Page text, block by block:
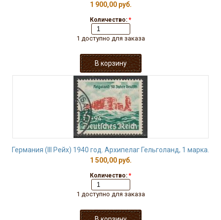
1 900,00 руб.
Количество: *
1 доступно для заказа
Германия (III Рейх) 1940 год. Архипелаг Гельголанд, 1 марка.
1 500,00 руб.
Количество: *
1 доступно для заказа